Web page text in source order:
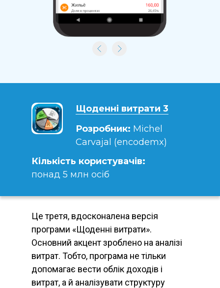
Це третя, вдосконалена версія
програми «Щоденні витрати».
Основний акцент зроблено на аналізі
витрат. Тобто, програма не тільки
допомагає вести облік доходів і
витрат, а й аналізувати структуру
Щоденні витрати 3
Розробник: Michel
Carvajal (encodemx)
Кількість користувачів:
понад 5 млн осіб